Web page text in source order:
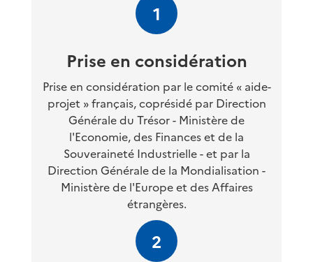
1
Prise en considération
Prise en considération par le comité « aide-
projet » français, coprésidé par Direction
Générale du Trésor - Ministère de
l'Economie, des Finances et de la
Souveraineté Industrielle - et par la
Direction Générale de la Mondialisation -
Ministère de l'Europe et des Affaires
étrangères.
2